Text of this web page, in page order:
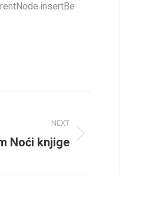
NEXT
Noći knjige